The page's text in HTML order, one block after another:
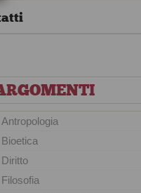
Antropologia
Bioetica
Diritto
Filosofia